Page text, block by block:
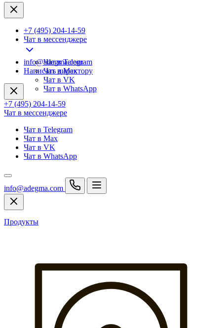
+7 (495) 204-14-59
Чат в мессенджере
Чат в Telegram
Чат в Max
Чат в VK
Чат в WhatsApp
info@adegma.com
Написать директору
+7 (495) 204-14-59
Чат в мессенджере
Чат в Telegram
Чат в Max
Чат в VK
Чат в WhatsApp
info@adegma.com
Продукты